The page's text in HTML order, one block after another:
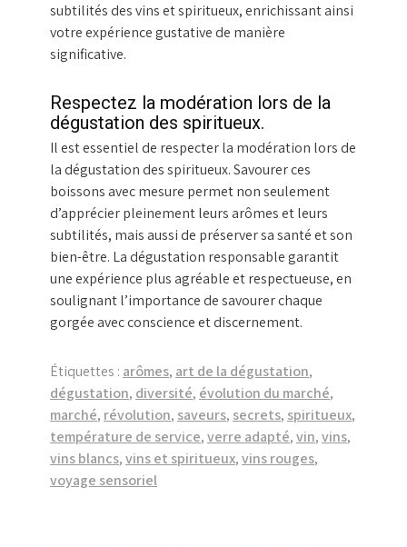
subtilités des vins et spiritueux, enrichissant ainsi
votre expérience gustative de manière
significative.
Respectez la modération lors de la
dégustation des spiritueux.
Il est essentiel de respecter la modération lors de
la dégustation des spiritueux. Savourer ces
boissons avec mesure permet non seulement
d’apprécier pleinement leurs arômes et leurs
subtilités, mais aussi de préserver sa santé et son
bien-être. La dégustation responsable garantit
une expérience plus agréable et respectueuse, en
soulignant l’importance de savourer chaque
gorgée avec conscience et discernement.
Étiquettes : arômes, art de la dégustation,
dégustation, diversité, évolution du marché,
marché, révolution, saveurs, secrets, spiritueux,
température de service,verre adapté,vin,vins,
vins blancs,vins et spiritueux,vins rouges,
voyage sensoriel